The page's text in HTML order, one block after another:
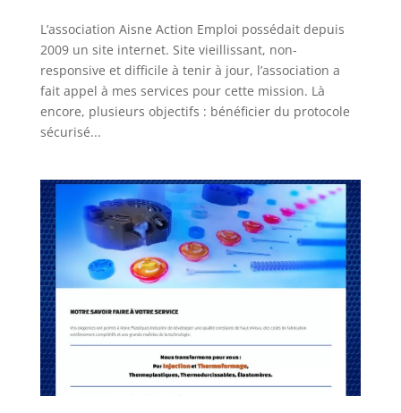
L’association Aisne Action Emploi possédait depuis
2009 un site internet. Site vieillissant, non-
responsive et difficile à tenir à jour, l’association a
fait appel à mes services pour cette mission. Là
encore, plusieurs objectifs : bénéficier du protocole
sécurisé...